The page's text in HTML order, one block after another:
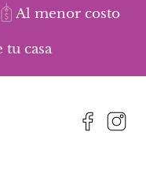
Al menor costo
tu casa